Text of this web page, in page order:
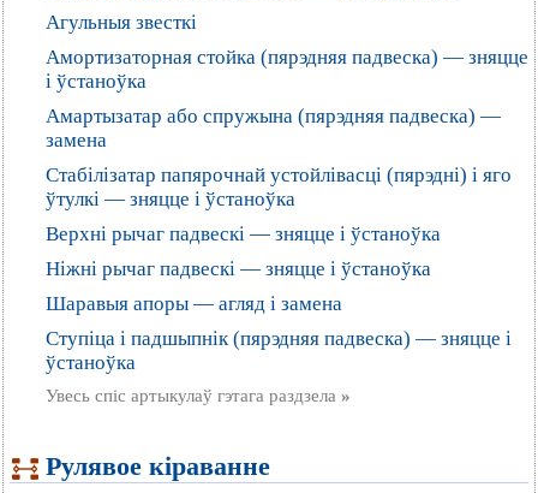
Агульныя звесткі
Амортизаторная стойка (пярэдняя падвеска) — зняцце
і ўстаноўка
Амартызатар або спружына (пярэдняя падвеска) —
замена
Стабілізатар папярочнай устойлівасці (пярэдні) і яго
ўтулкі — зняцце і ўстаноўка
Верхні рычаг падвескі — зняцце і ўстаноўка
Ніжні рычаг падвескі — зняцце і ўстаноўка
Шаравыя апоры — агляд і замена
Ступіца і падшыпнік (пярэдняя падвеска) — зняцце і
ўстаноўка
Увесь спіс артыкулаў гэтага раздзела »
Рулявое кіраванне